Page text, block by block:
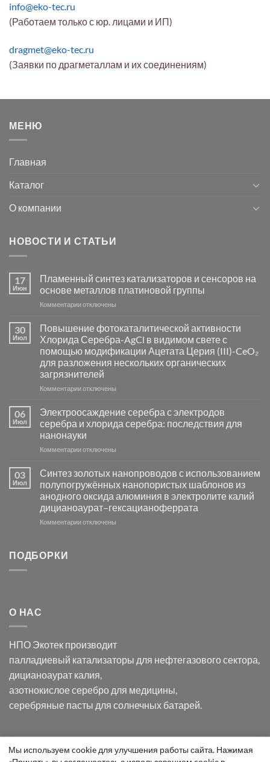
info@eko-tec.ru
(Работаем только с юр. лицами и ИП)
dragmet@eko-tec.ru
(Заявки по драгметаллам и их соединениям)
МЕНЮ
Главная
Каталог
О компании
НОВОСТИ И СТАТЬИ
17
Июн
Пламенный синтез катализаторов и сенсоров на
основе металлов платиновой группы
Комментариик
Пламенный
синтез
катализаторов
и
сенсоров
на
основе
группы
отключены
30
Июл
Повышение фотокаталитической активности
Хлорида Серебра-AgCl в видимом свете с
помощью модификации Ацетата Церия (III)-CeO₂
для разложения нескольких органических
загрязнителей
Комментариик
фотокаталитической
активности
Хлорида
Серебра-
в
видимом
свете
с
помощью
модификации
отключены
06
Июл
Электроосаждение серебра с электродов
серебра и хлорида серебра: последствия для
нанонауки
Комментариик
серебра
с
электродов
серебра
и
отключены
03
Июл
Синтез золотых нанопроводов с использованием
полупогружённых нанопористых шаблонов из
анодного оксида алюминия в электролите калий
дицианоаурат–гексацианоферрата
Комментариик
оксида
в
электролите
калий
дицианоаурат–
гексацианоферрата
отключены
ПОДБОРКИ
О НАС
НПО Экотек производит
палладиевый катализаторы для нефтегазового сектора,
дицианоаурат калия,
азотнокислое серебро для медицины,
серебряные пасты для солнечных батарей.
ООО "Экотек" 2026 ©Внимание! Все указанные сведения
Уведомление
Мы используем cookie для улучшения работы сайта. Нажимая